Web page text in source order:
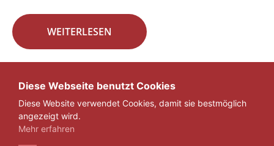
WEITERLESEN
« 1 ... 27 28 29
Diese Webseite benutzt Cookies
Diese Website verwendet Cookies, damit sie bestmöglich
angezeigt wird.
Mehr erfahren